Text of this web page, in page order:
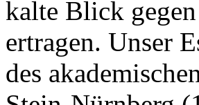
kalte Blick
ertragen. Unser
des